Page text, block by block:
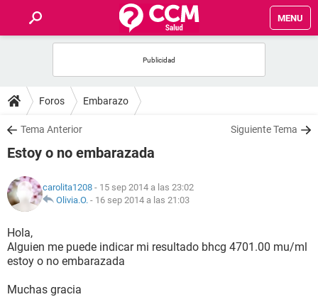
MENU
FOROS
SALUD
FAMILIA
NUTRICIÓN
BIENESTAR
Foros Embarazo
Tema Anterior Siguiente Tema
Estoy o no embarazada
carolita1208 - 15 sep 2014 a las 23:02
Olivia.O. - 16 sep 2014 a las 21:03
Hola,
Alguien me puede indicar mi resultado bhcg 4701.00 mu/ml
estoy o no embarazada
Muchas gracia